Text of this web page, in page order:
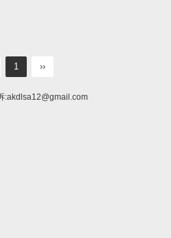
1 ››
:akdlsa12@gmail.com